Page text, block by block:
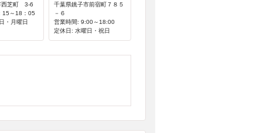
西芝町 3-6
15～18：05
・月曜日
千葉県銚子市前宿町７８５
－６
営業時間: 9:00～18:00
定休日: 水曜日・祝日